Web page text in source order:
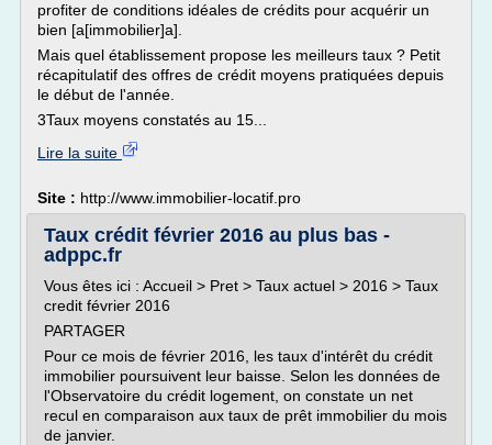
profiter de conditions idéales de crédits pour acquérir un
bien [a[immobilier]a].
Mais quel établissement propose les meilleurs taux ? Petit
récapitulatif des offres de crédit moyens pratiquées depuis
le début de l'année.
3Taux moyens constatés au 15...
Lire la suite
Site : http://www.immobilier-locatif.pro
Taux crédit février 2016 au plus bas -
adppc.fr
Vous êtes ici : Accueil > Pret > Taux actuel > 2016 > Taux
credit février 2016
PARTAGER
Pour ce mois de février 2016, les taux d'intérêt du crédit
immobilier poursuivent leur baisse. Selon les données de
l'Observatoire du crédit logement, on constate un net
recul en comparaison aux taux de prêt immobilier du mois
de janvier.